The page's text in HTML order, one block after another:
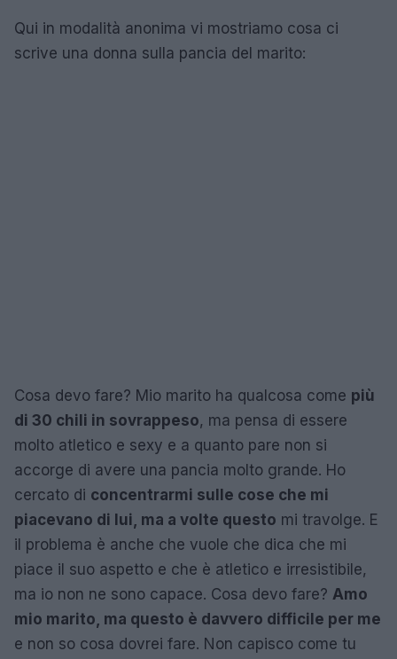
Qui in modalità anonima vi mostriamo cosa ci
scrive una donna sulla pancia del marito:
Cosa devo fare? Mio marito ha qualcosa come più
di 30 chili in sovrappeso, ma pensa di essere
molto atletico e sexy e a quanto pare non si
accorge di avere una pancia molto grande. Ho
cercato di concentrarmi sulle cose che mi
piacevano di lui, ma a volte questo mi travolge. E
il problema è anche che vuole che dica che mi
piace il suo aspetto e che è atletico e irresistibile,
ma io non ne sono capace. Cosa devo fare? Amo
mio marito, ma questo è davvero difficile per me
e non so cosa dovrei fare. Non capisco come tu